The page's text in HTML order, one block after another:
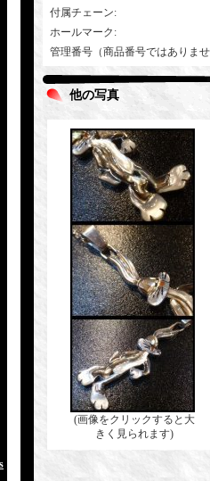
付属チェーン:
ホールマーク :
管理番号（商品番号ではありま
他の写真
(画像をクリックすると大
きく見られます)